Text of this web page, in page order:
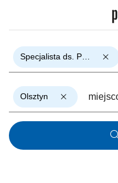
Olsztyn